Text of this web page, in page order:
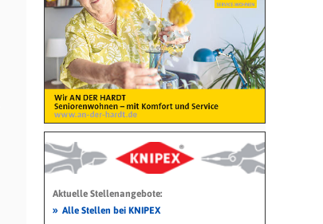
Aktuelle Stellenangebote:
» Alle Stellen bei KNIPEX